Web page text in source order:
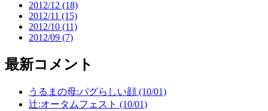
2012/12 (18)
2012/11 (15)
2012/10 (11)
2012/09 (7)
最新コメント
うるまの母:パグらしい顔 (10/01)
辻:オータムフェスト (10/01)